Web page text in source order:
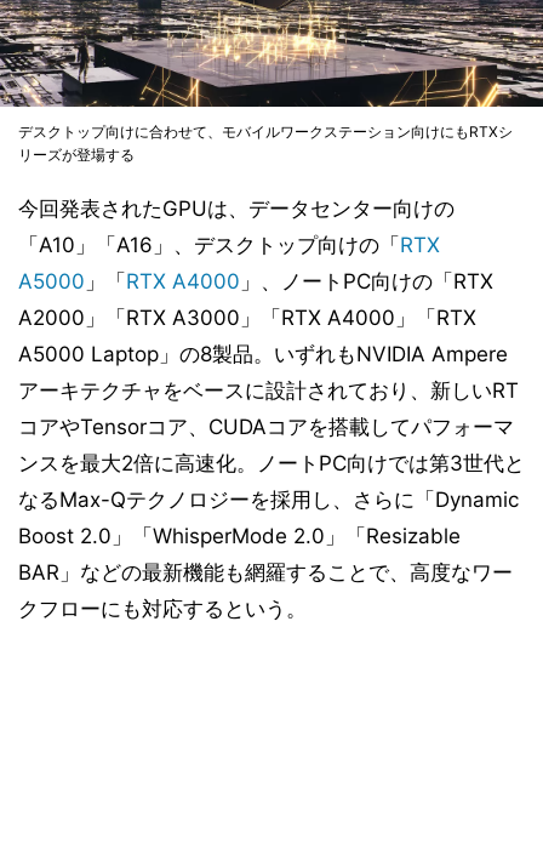
デスクトップ向けに合わせて、モバイルワークステーション向けにもRTXシ
リーズが登場する
今回発表されたGPUは、データセンター向けの
「A10」「A16」、デスクトップ向けの「 RTX
A5000 」「 RTX A4000 」、ノートPC向けの「RTX
A2000」「RTX A3000」「RTX A4000」「RTX
A5000 Laptop」の8製品。いずれもNVIDIA Ampere
アーキテクチャをベースに設計されており、新しいRT
コアやTensorコア、CUDAコアを搭載してパフォーマ
ンスを最大2倍に高速化。ノートPC向けでは第3世代と
なるMax-Qテクノロジーを採用し、さらに「Dynamic
Boost 2.0」「WhisperMode 2.0」「Resizable
BAR」などの最新機能も網羅することで、高度なワー
クフローにも対応するという。